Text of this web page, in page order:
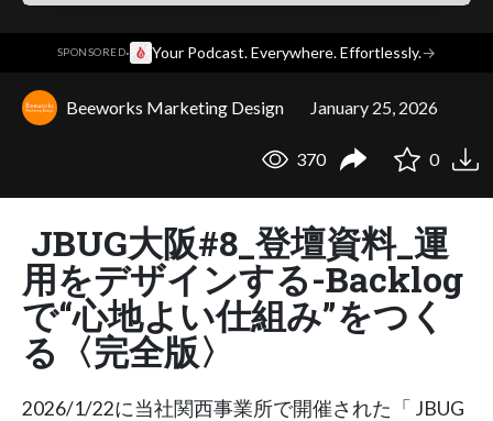
SPONSORED· Your Podcast. Everywhere. Effortlessly.→
Beeworks Marketing Design January 25, 2026
370 0
JBUG大阪#8_登壇資料_運
用をデザインする-Backlog
で“心地よい仕組み”をつく
る〈完全版〉
2026/1/22に当社関西事業所で開催された「 JBUG